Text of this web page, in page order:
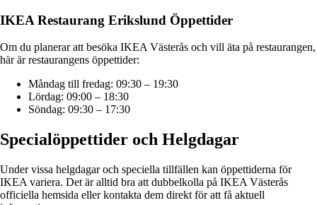
IKEA Restaurang Erikslund Öppettider
Om du planerar att besöka IKEA Västerås och vill äta på restaurangen,
här är restaurangens öppettider:
Måndag till fredag: 09:30 – 19:30
Lördag: 09:00 – 18:30
Söndag: 09:30 – 17:30
Specialöppettider och Helgdagar
Under vissa helgdagar och speciella tillfällen kan öppettiderna för
IKEA variera. Det är alltid bra att dubbelkolla på IKEA Västerås
officiella hemsida eller kontakta dem direkt för att få aktuell